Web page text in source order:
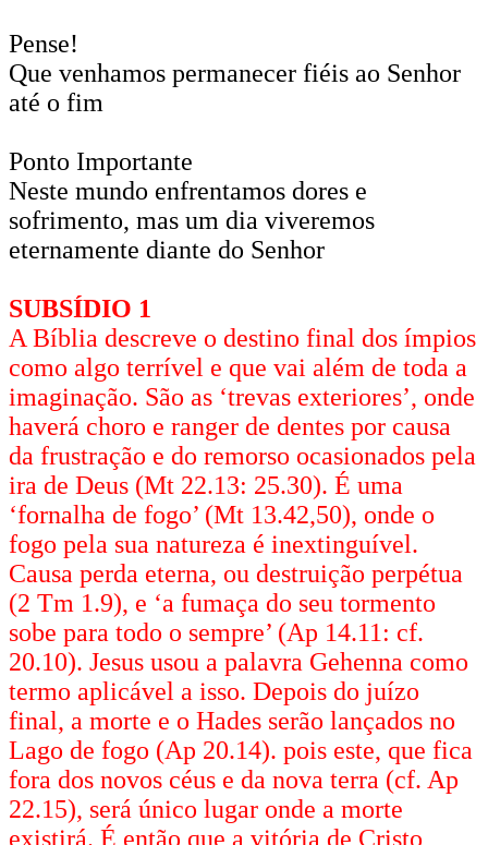
Pense!
Que venhamos permanecer fiéis ao Senhor
até o fim
Ponto Importante
Neste mundo enfrentamos dores e
sofrimento, mas um dia viveremos
eternamente diante do Senhor
SUBSÍDIO 1
A Bíblia descreve o destino final dos ímpios
como algo terrível e que vai além de toda a
imaginação. São as ‘trevas exteriores’, onde
haverá choro e ranger de dentes por causa
da frustração e do remorso ocasionados pela
ira de Deus (Mt 22.13: 25.30). É uma
‘fornalha de fogo’ (Mt 13.42,50), onde o
fogo pela sua natureza é inextinguível.
Causa perda eterna, ou destruição perpétua
(2 Tm 1.9), e ‘a fumaça do seu tormento
sobe para todo o sempre’ (Ap 14.11: cf.
20.10). Jesus usou a palavra Gehenna como
termo aplicável a isso. Depois do juízo
final, a morte e o Hades serão lançados no
Lago de fogo (Ap 20.14). pois este, que fica
fora dos novos céus e da nova terra (cf. Ap
22.15), será único lugar onde a morte
existirá. É então que a vitória de Cristo